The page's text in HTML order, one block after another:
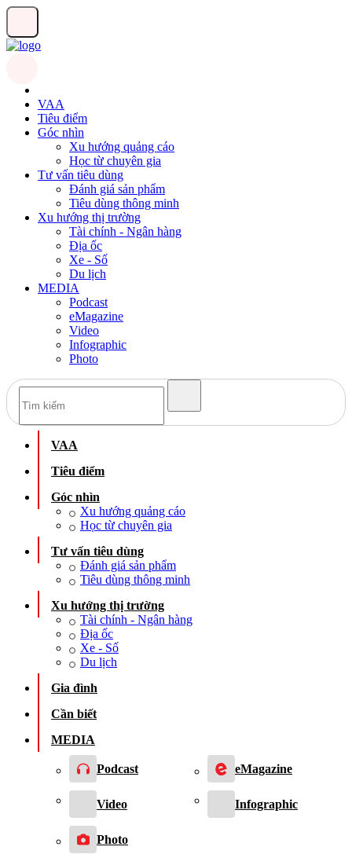
VAA
Tiêu điểm
Góc nhìn
Xu hướng quảng cáo
Học từ chuyên gia
Tư vấn tiêu dùng
Đánh giá sản phẩm
Tiêu dùng thông minh
Xu hướng thị trường
Tài chính - Ngân hàng
Địa ốc
Xe - Số
Du lịch
MEDIA
Podcast
eMagazine
Video
Infographic
Photo
VAA
Tiêu điểm
Góc nhìn
Xu hướng quảng cáo
Học từ chuyên gia
Tư vấn tiêu dùng
Đánh giá sản phẩm
Tiêu dùng thông minh
Xu hướng thị trường
Tài chính - Ngân hàng
Địa ốc
Xe - Số
Du lịch
Gia đình
Cần biết
MEDIA
Podcast eMagazine
Video Infographic
Photo